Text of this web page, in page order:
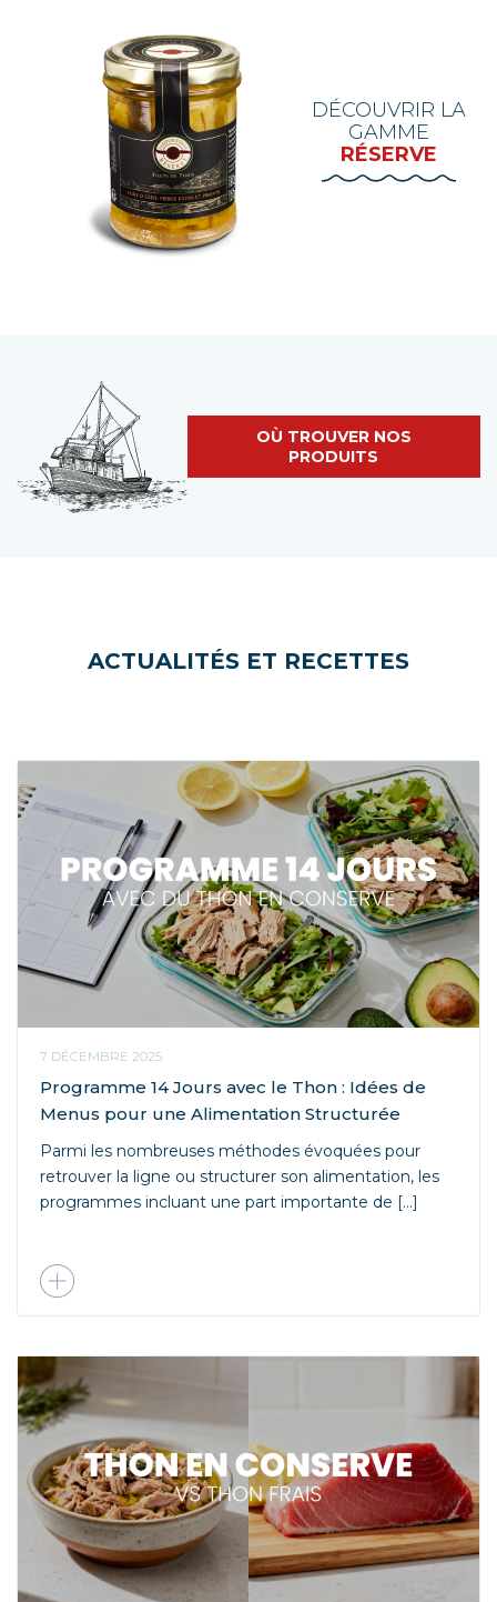
DÉCOUVRIR LA
GAMME
RÉSERVE
OÙ TROUVER NOS
PRODUITS
ACTUALITÉS ET RECETTES
7 DÉCEMBRE 2025
Programme 14 Jours avec le Thon : Idées de
Menus pour une Alimentation Structurée
Parmi les nombreuses méthodes évoquées pour
retrouver la ligne ou structurer son alimentation, les
programmes incluant une part importante de […]